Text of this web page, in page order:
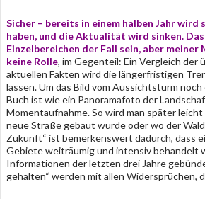
Sicher – bereits in einem halben Jahr wird
haben, und die Aktualität wird sinken.
Einzelbereichen der Fall sein, aber meiner
keine Rolle, im Gegenteil: Ein Vergleich der
aktuellen Fakten wird die längerfristigen
lassen. Um das Bild vom Aussichtsturm
Buch ist wie ein Panoramafoto der
Momentaufnahme. So wird man später
neue Straße gebaut wurde oder wo der
Zukunft“ ist bemerkenswert dadurch, dass
Gebiete weiträumig und intensiv behandelt
Informationen der letzten drei Jahre
gehalten“ werden mit allen Widersprüchen,